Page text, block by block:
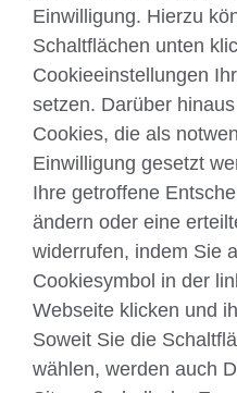
Englisch unterrichten
Kontakt
Facebook
YouTube
TikTok
British Council global
Datenschutzerklärung
Einwilligung. Hierzu
Schaltflächen unten
Cookieeinstellungen
setzen. Darüber
Cookies, die als
Einwilligung gesetzt
Ihre getroffene
ändern oder eine
widerrufen, indem Sie
Cookiesymbol in der
Webseite klicken und
Soweit Sie die
wählen, werden auch